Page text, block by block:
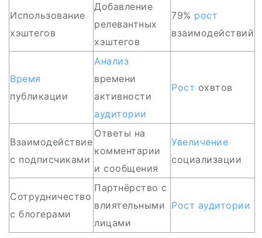
Использование
хэштегов
Добавление
релевантных
хэштегов
79% рост
взаимодействий
Время
публикации
Анализ
времени
активности
аудитории
Рост охвтов
Взаимодействие
с подписчиками
Ответы на
комментарии
и сообщения
Увеличение
социализации
Сотрудничество
с блогерами
Партнёрство с
влиятельными
лицами
Рост аудитории